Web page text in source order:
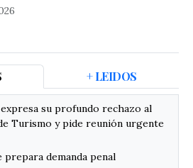
+ LEIDOS
su profundo rechazo al
Turismo y pide reunión urgente
demanda penal